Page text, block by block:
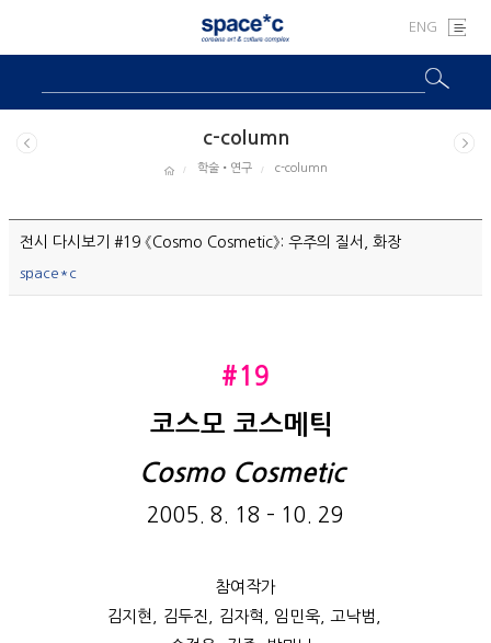
ENG
c-column
학술•연구 c-column
전시 다시보기 #19 《Cosmo Cosmetic》: 우주의 질서, 화장
space*c
#19
코스모 코스메틱
Cosmo Cosmetic
2005. 8. 18 – 10. 29
참여작가
김지현, 김두진, 김자혁, 임민욱, 고낙범,